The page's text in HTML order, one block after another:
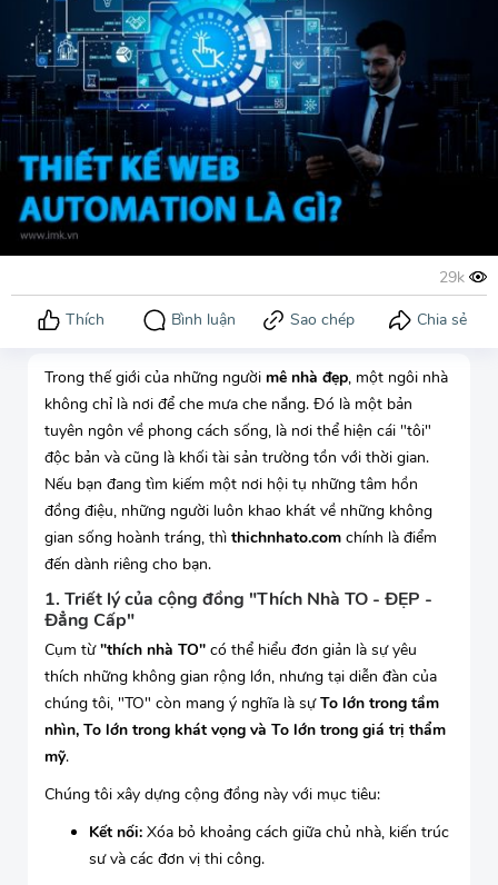
Trong thế giới của những người mê nhà đẹp, một ngôi nhà
không chỉ là nơi để che mưa che nắng. Đó là một bản
tuyên ngôn về phong cách sống, là nơi thể hiện cái "tôi"
độc bản và cũng là khối tài sản trường tồn với thời gian.
Nếu bạn đang tìm kiếm một nơi hội tụ những tâm hồn
đồng điệu, những người luôn khao khát về những không
gian sống hoành tráng, thì thichnhato.com chính là điểm
đến dành riêng cho bạn.
1. Triết lý của cộng đồng "Thích Nhà TO - ĐẸP -
Đẳng Cấp"
Cụm từ"thích nhà TO" có thể hiểu đơn giản là sự yêu
thích những không gian rộng lớn, nhưng tại diễn đàn của
chúng tôi, "TO" còn mang ý nghĩa là sựTo lớn trong tầm
nhìn, To lớn trong khát vọng và To lớn trong giá trị thẩm
mỹ.
Chúng tôi xây dựng cộng đồng này với mục tiêu:
Kết nối: Xóa bỏ khoảng cách giữa chủ nhà, kiến trúc
sư và các đơn vị thi công.